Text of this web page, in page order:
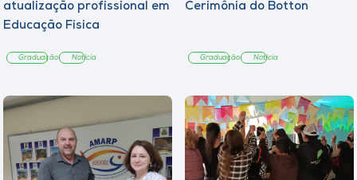
atualização profissional em
Educação Física
Graduação Notícia
Cerimônia do Botton
Graduação Notícia